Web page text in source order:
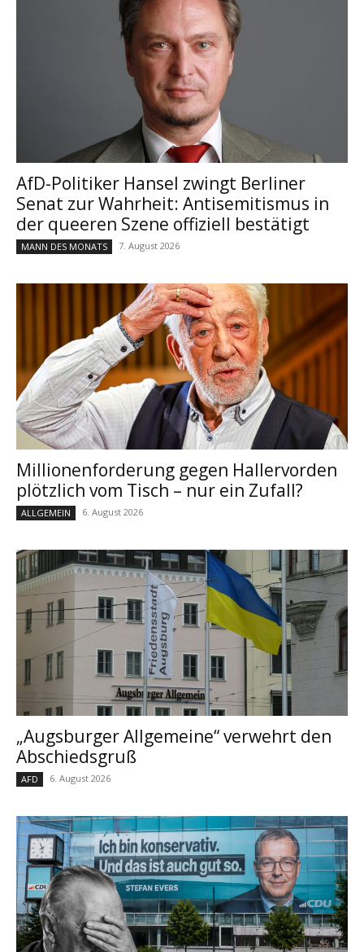
AfD-Politiker Hansel zwingt Berliner
Senat zur Wahrheit: Antisemitismus in
der queeren Szene offiziell bestätigt
MANN DES MONATS 7. August 2026
Millionenforderung gegen Hallervorden
plötzlich vom Tisch – nur ein Zufall?
ALLGEMEIN 6. August 2026
„Augsburger Allgemeine“ verwehrt den
Abschiedsgruß
AFD 6. August 2026